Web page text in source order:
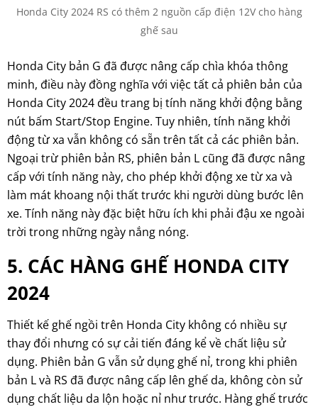
Honda City 2024 RS có thêm 2 nguồn cấp điện 12V cho hàng
ghế sau
Honda City bản G đã được nâng cấp chìa khóa thông
minh, điều này đồng nghĩa với việc tất cả phiên bản của
Honda City 2024 đều trang bị tính năng khởi động bằng
nút bấm Start/Stop Engine. Tuy nhiên, tính năng khởi
động từ xa vẫn không có sẵn trên tất cả các phiên bản.
Ngoại trừ phiên bản RS, phiên bản L cũng đã được nâng
cấp với tính năng này, cho phép khởi động xe từ xa và
làm mát khoang nội thất trước khi người dùng bước lên
xe. Tính năng này đặc biệt hữu ích khi phải đậu xe ngoài
trời trong những ngày nắng nóng.
5. CÁC HÀNG GHẾ HONDA CITY
2024
Thiết kế ghế ngồi trên Honda City không có nhiều sự
thay đổi nhưng có sự cải tiến đáng kể về chất liệu sử
dụng. Phiên bản G vẫn sử dụng ghế nỉ, trong khi phiên
bản L và RS đã được nâng cấp lên ghế da, không còn sử
dụng chất liệu da lộn hoặc nỉ như trước. Hàng ghế trước